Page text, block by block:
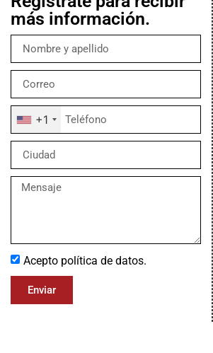
más información.
+1
Acepto política de datos.
Enviar